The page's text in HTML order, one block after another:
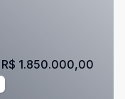
R$ 1.850.000,00